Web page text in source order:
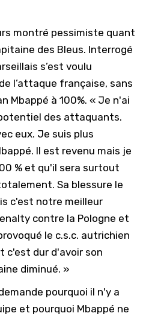
montré pessimiste quant
des Bleus. Interrogé
s’est voulu
l’attaque française, sans
Mbappé à 100%. « Je n'ai
des attaquants.
eux. Je suis plus
Il est revenu mais je
% et qu'il sera surtout
Sa blessure le
c'est notre meilleur
contre la Pologne et
le c.s.c. autrichien
c'est dur d'avoir son
diminué. »
pourquoi il n'y a
et pourquoi Mbappé ne